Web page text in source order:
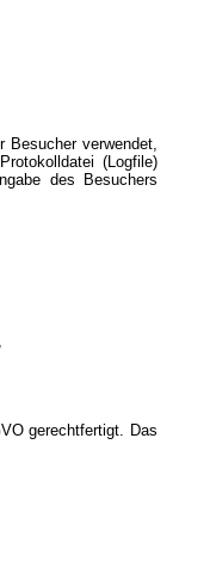
Besucher verwendet,
(Logfile)
des Besuchers
gerechtfertigt. Das